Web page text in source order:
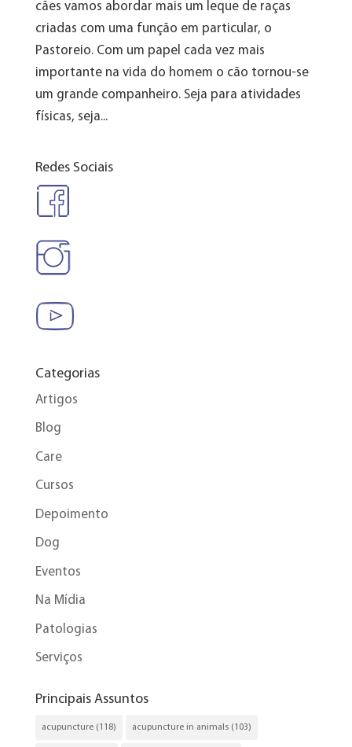
cães vamos abordar mais um leque de raças
criadas com uma função em particular, o
Pastoreio. Com um papel cada vez mais
importante na vida do homem o cão tornou-se
um grande companheiro. Seja para atividades
físicas, seja...
Redes Sociais
Categorias
Artigos
Blog
Care
Cursos
Depoimento
Dog
Eventos
Na Mídia
Patologias
Serviços
Principais Assuntos
acupuncture(118) acupuncture in animals(103)